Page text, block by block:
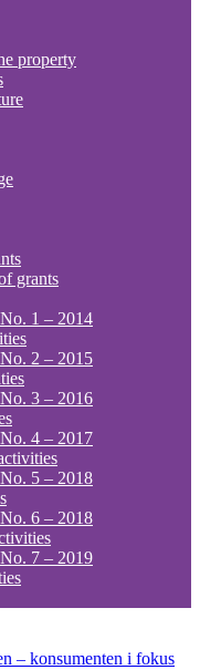
property
grants
1 – 2014
2 – 2015
3 – 2016
4 – 2017
5 – 2018
6 – 2018
7 – 2019
– konsumenten i fokus